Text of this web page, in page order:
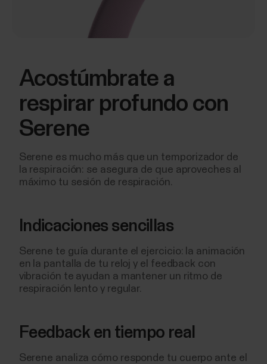
Acostúmbrate a
respirar profundo con
Serene
Serene es mucho más que un temporizador de
la respiración: se asegura de que aproveches al
máximo tu sesión de respiración.
Indicaciones sencillas
Serene te guía durante el ejercicio: la animación
en la pantalla de tu reloj y el feedback con
vibración te ayudan a mantener un ritmo de
respiración lento y regular.
Feedback en tiempo real
Serene analiza cómo responde tu cuerpo ante el